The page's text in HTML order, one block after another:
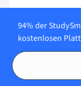
Statistik
94% der
kostenlosen